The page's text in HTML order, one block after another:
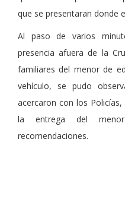
que se presentaran donde
Al paso de varios
presencia afuera de la
familiares del menor de
vehículo, se pudo
acercaron con los
la entrega del
recomendaciones.